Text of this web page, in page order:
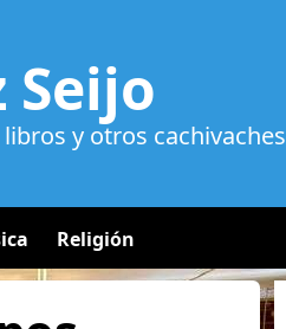
Seijo
y otros cachivaches
Religión